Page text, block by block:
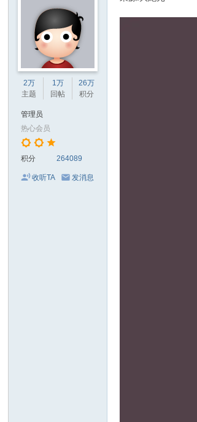
2万
主题
1万
回帖
26万
积分
管理员
热心会员
积分 264089
收听TA 发消息